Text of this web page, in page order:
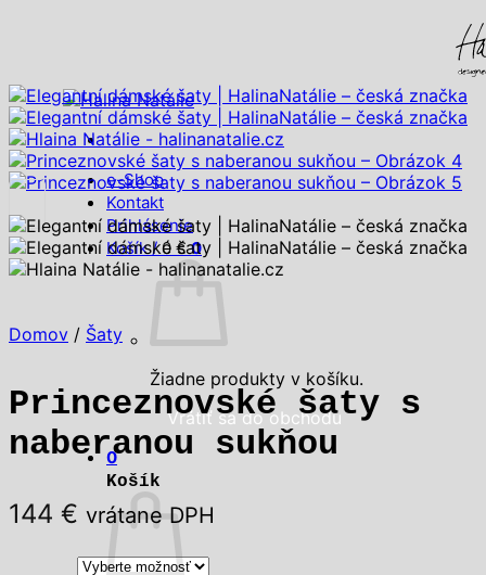
e-Shop
Kontakt
Prihlásenie
Košík /0 € 0
Žiadne produkty v košíku.
Vrátiť sa do obchodu
0
Košík
Domov / Šaty
Princeznovské šaty s
naberanou sukňou
144 € vrátane DPH